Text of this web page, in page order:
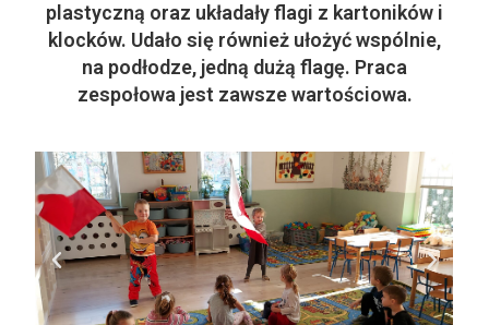
plastyczną oraz układały flagi z kartoników i
klocków. Udało się również ułożyć wspólnie,
na podłodze, jedną dużą flagę. Praca
zespołowa jest zawsze wartościowa.